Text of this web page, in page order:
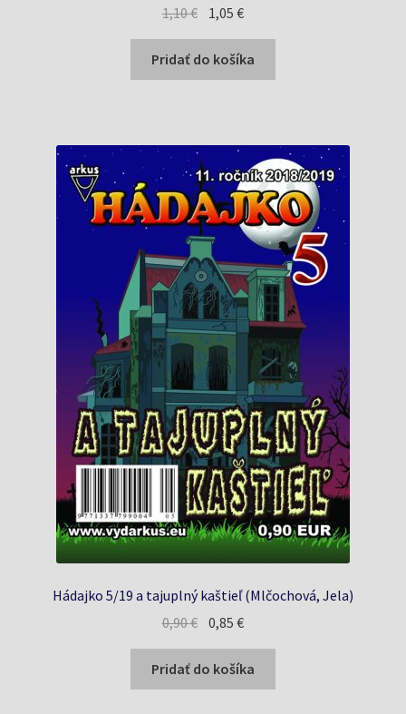
1,10€ Pôvodná
cena
bola:
1,10 €.
1,05€Aktuálna
cena
je:
1,05 €.
Pridať do košíka
Hádajko 5/19 a tajuplný kaštieľ (Mlčochová, Jela)
0,90€ Pôvodná
cena
bola:
0,90 €.
0,85€Aktuálna
cena
je:
0,85 €.
Pridať do košíka